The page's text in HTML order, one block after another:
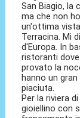
San Biagio, la
ma che non
un'ottima
Terracina. Mi
d'Europa. In
ristoranti
provato la
hanno un
piaciuta.
Per la riviera
gioiellino con